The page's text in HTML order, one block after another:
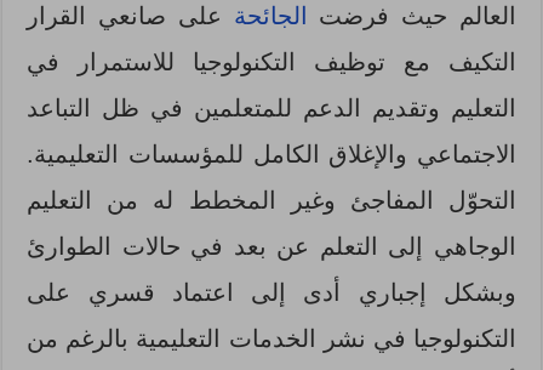
العالم حيث فرضت
الجائحة على صانعي القرار
التكيف مع توظيف التكنولوجيا للاستمرار في
التعليم وتقديم الدعم للمتعلمين في ظل التباعد
الاجتماعي والإغلاق الكامل للمؤسسات التعليمية.
التحوّل المفاجئ وغير المخطط له من التعليم
الوجاهي إلى التعلم عن بعد في حالات الطوارئ
وبشكل إجباري أدى إلى اعتماد قسري على
التكنولوجيا في نشر الخدمات التعليمية بالرغم من